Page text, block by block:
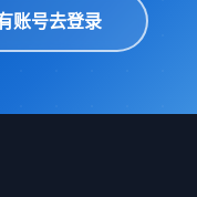
账号去登录